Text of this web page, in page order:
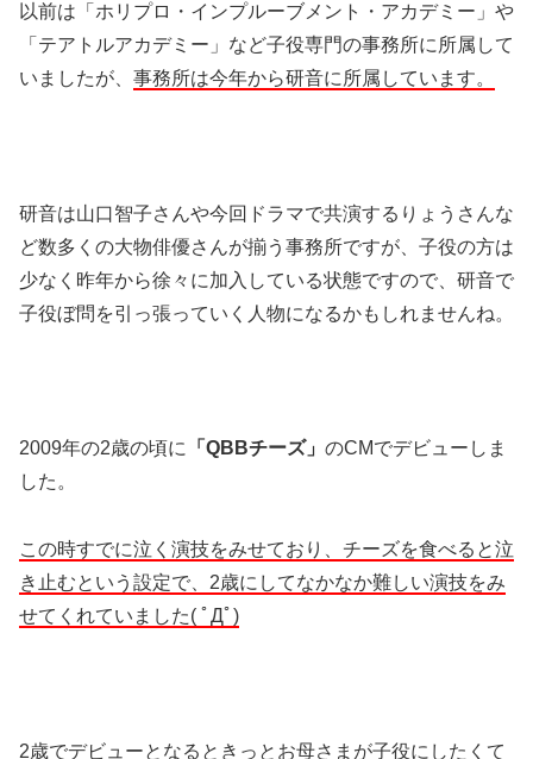
以前は「ホリプロ・インプルーブメント・アカデミー」や
「テアトルアカデミー」など子役専門の事務所に所属して
いましたが、 事務所は今年から研音に所属しています。
研音は山口智子さんや今回ドラマで共演するりょうさんな
ど数多くの大物俳優さんが揃う事務所ですが、子役の方は
少なく昨年から徐々に加入している状態ですので、研音で
子役ぼ問を引っ張っていく人物になるかもしれませんね。
2009年の2歳の頃に 「QBBチーズ」 のCMでデビューしま
した。
この時すでに泣く演技をみせており、チーズを食べると泣
き止むという設定で、2歳にしてなかなか難しい演技をみ
せてくれていました( ﾟДﾟ)
2歳でデビューとなるときっとお母さまが子役にしたくて